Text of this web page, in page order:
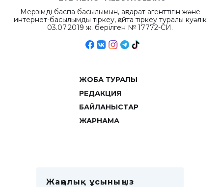
Мерзімді баспа басылымын, ақпарат агенттігін және
интернет-басылымды тіркеу, қайта тіркеу туралы куәлік
03.07.2019 ж. берілген № 17772-СИ.
ЖОБА ТУРАЛЫ
РЕДАКЦИЯ
БАЙЛАНЫСТАР
ЖАРНАМА
Жаңалық ұсыныңыз